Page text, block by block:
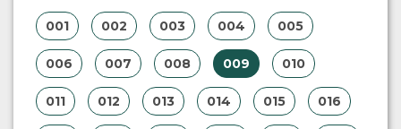
001 002 003 004 005
006 007 008 009 010
011 012 013 014 015 016